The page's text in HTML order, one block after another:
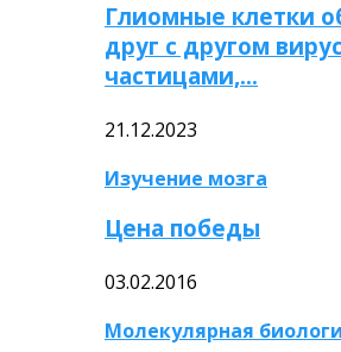
Глиомные клетки
друг с другом
частицами,…
21.12.2023
Изучение мозга
Цена победы
03.02.2016
Молекулярная